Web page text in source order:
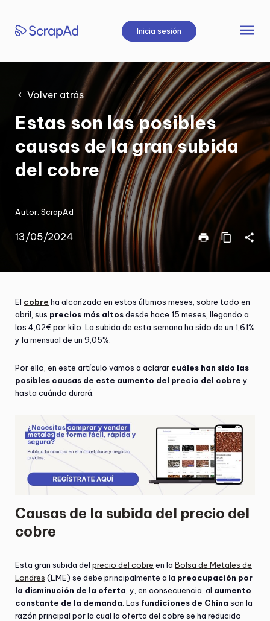
contenido
Inicia sesión menu
Volver atrás
Estas son las posibles
causas de la gran subida
del cobre
Autor: ScrapAd
13/05/2024 print content_copy share
El cobre ha alcanzado en estos últimos meses, sobre todo en
abril, sus precios más altosdesde hace 15 meses, llegando a
los 4,02€ por kilo. La subida de esta semana ha sido de un 1,61%
y la mensual de un 9,05%.
Por ello, en este artículo vamos a aclarar cuáles han sido las
posibles causas de este aumento del precio del cobre y
hasta cuándo durará.
Causas de la subida del precio del
cobre
Esta gran subida del precio del cobre en la Bolsa de Metales de
Londres (LME) se debe principalmente a la preocupación por
la disminución de la oferta , y, en consecuencia, al aumento
constante de la demanda . Las fundiciones de China son la
razón principal por la cual la oferta del cobre se ha reducido